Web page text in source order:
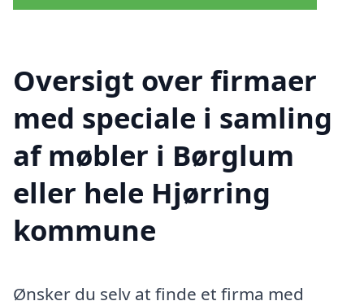
Oversigt over firmaer
med speciale i samling
af møbler i Børglum
eller hele Hjørring
kommune
Ønsker du selv at finde et firma med